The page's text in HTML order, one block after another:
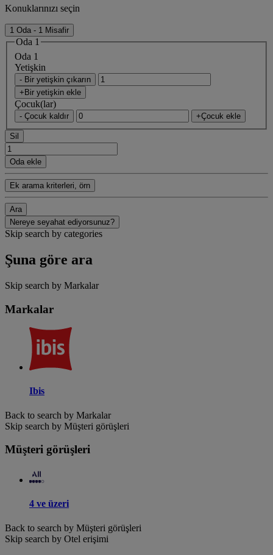
Konuklarınızı seçin
1 Oda - 1 Misafir
Oda 1
Oda 1
Yetişkin
- Bir yetişkin çıkarın
+Bir yetişkin ekle
Çocuk(lar)
- Çocuk kaldır +Çocuk ekle
Sil
Oda ekle
Ek arama kriterleri, örn
Ara
Nereye seyahat ediyorsunuz?
Skip search by categories
Şuna göre ara
Skip search by Markalar
Markalar
Ibis
Back to search by Markalar
Skip search by Müşteri görüşleri
Müşteri görüşleri
4 ve üzeri
Back to search by Müşteri görüşleri
Skip search by Otel erişimi